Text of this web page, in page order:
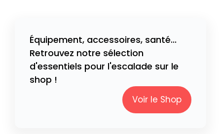
Équipement, accessoires, santé...
Retrouvez notre sélection
d'essentiels pour l'escalade sur le
shop !
Voir le Shop